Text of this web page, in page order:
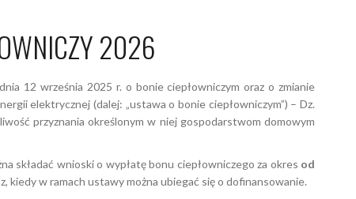
2026
12 września 2025 r. o bonie ciepłowniczym oraz o zmianie
elektrycznej (dalej: „ustawa o bonie ciepłowniczym”) – Dz.
przyznania określonym w niej gospodarstwom domowym
składać wnioski o wypłatę bonu ciepłowniczego za okres od
kiedy w ramach ustawy można ubiegać się o dofinansowanie.